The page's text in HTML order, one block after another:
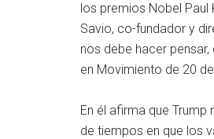
los premios Nobel
Savio, co-fundador y
nos debe hacer pensar,
en Movimiento de 20
En él afirma que
de tiempos en que los